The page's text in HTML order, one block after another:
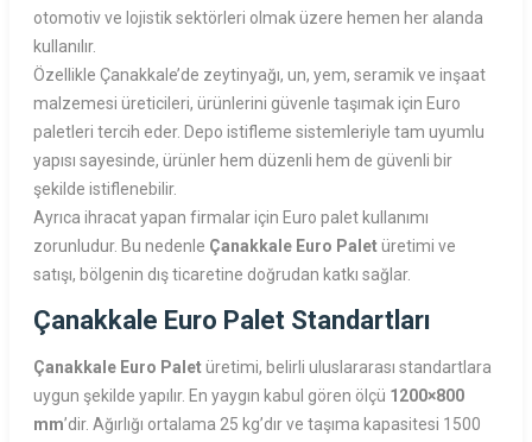
otomotiv ve lojistik sektörleri olmak üzere hemen her alanda
kullanılır.
Özellikle Çanakkale’de zeytinyağı, un, yem, seramik ve inşaat
malzemesi üreticileri, ürünlerini güvenle taşımak için Euro
paletleri tercih eder. Depo istifleme sistemleriyle tam uyumlu
yapısı sayesinde, ürünler hem düzenli hem de güvenli bir
şekilde istiflenebilir.
Ayrıca ihracat yapan firmalar için Euro palet kullanımı
zorunludur. Bu nedenle Çanakkale Euro Paletüretimi ve
satışı, bölgenin dış ticaretine doğrudan katkı sağlar.
Çanakkale Euro Palet Standartları
Çanakkale Euro Paletüretimi, belirli uluslararası standartlara
uygun şekilde yapılır. En yaygın kabul gören ölçü 1200×800
mm’dir. Ağırlığı ortalama 25 kg’dır ve taşıma kapasitesi 1500